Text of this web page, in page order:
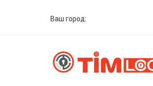
Ваш город: